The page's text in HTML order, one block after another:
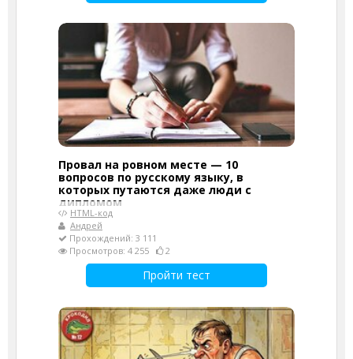
Провал на ровном месте — 10
вопросов по русскому языку, в
которых путаются даже люди с
дипломом
HTML-код
Андрей
Прохождений: 3 111
Просмотров: 4 255
2
Пройти тест